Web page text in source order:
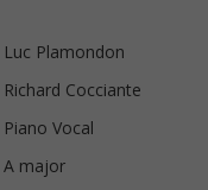
Luc Plamondon
Richard Cocciante
Piano Vocal
A major